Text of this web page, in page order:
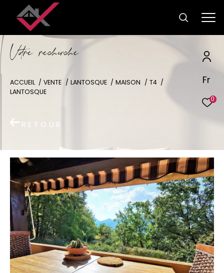
Fr
0
Vore recece
ACCUEIL VENTE LANTOSQUE MAISON
T4
LANTOSQUE
RETOUR